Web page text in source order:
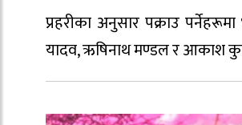
प्रहरीका अनुसार पक्राउ
यादव, ऋषिनाथ मण्डल र आकाश